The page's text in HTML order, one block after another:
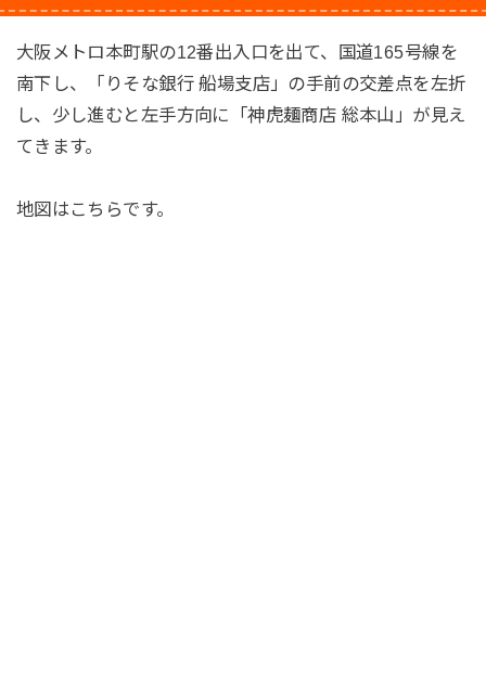
大阪メトロ本町駅の12番出入口を出て、国道165号線を
南下し、「りそな銀行 船場支店」の手前の交差点を左折
し、少し進むと左手方向に「神虎麺商店 総本山」が見え
てきます。
地図はこちらです。